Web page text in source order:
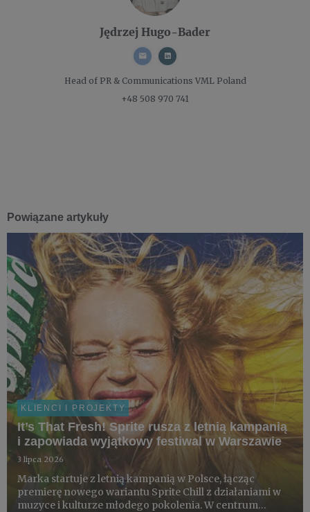
Jędrzej Hugo-Bader
Head of PR & Communications VML Poland
+48 508 970 741
Powiązane artykuły
KLIENCI I PROJEKTY
It’s That Fresh! Sprite rusza z letnią kampanią
i zapowiada wyjątkowy festiwal w Warszawie
3 lipca 2026
Marka startuje z letnią kampanią w Polsce, łącząc
premierę nowego wariantu Sprite Chill z działaniami w
muzyce i kulturze młodego pokolenia. W centrum